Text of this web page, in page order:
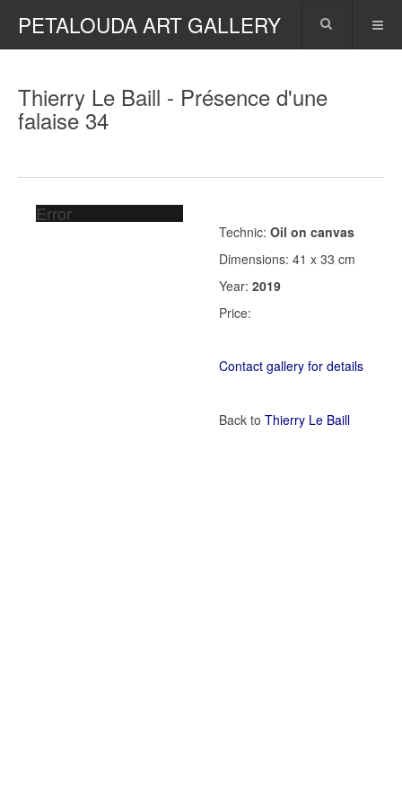
PETALOUDA ART GALLERY
Thierry Le Baill - Présence d'une
falaise 34
Error
Technic: Oil on canvas
Dimensions: 41 x 33 cm
Year: 2019
Price:
Contact gallery for details
Back to Thierry Le Baill